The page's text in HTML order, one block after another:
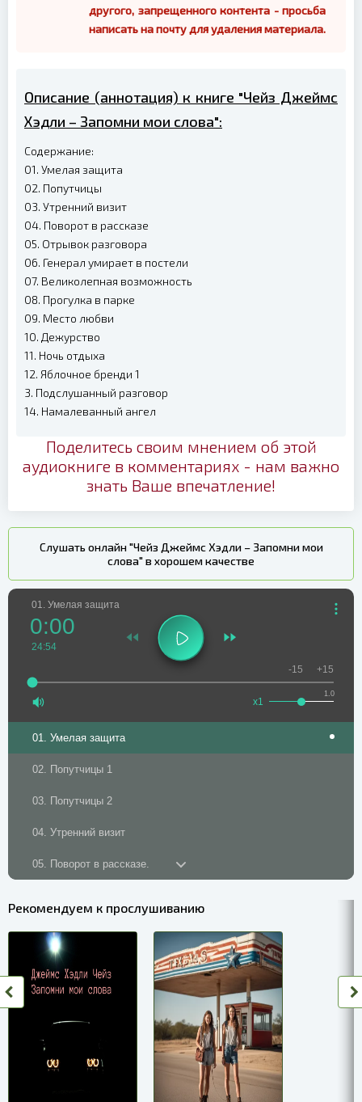
другого, запрещенного контента - просьба
написать на почту для удаления материала.
Описание (аннотация) к книге "Чейз Джеймс
Хэдли – Запомни мои слова":
Содержание:
01. Умелая защита
02. Попутчицы
03. Утренний визит
04. Поворот в рассказе
05. Отрывок разговора
06. Генерал умирает в постели
07. Великолепная возможность
08. Прогулка в парке
09. Место любви
10. Дежурство
11. Ночь отдыха
12. Яблочное бренди 1
3. Подслушанный разговор
14. Намалеванный ангел
Поделитесь своим мнением об этой
аудиокниге в комментариях - нам важно
знать Ваше впечатление!
Слушать онлайн "Чейз Джеймс Хэдли – Запомни мои
слова" в хорошем качестве
01. Умелая защита
0:00
24:54
1.0
x1
-15 +15
01. Умелая защита
02. Попутчицы 1
03. Попутчицы 2
04. Утренний визит
05. Поворот в рассказе.
08. Великолепная возможность
09. Прогулка в парке
10. Место любви 1
11. Место любви 2
Рекомендуем к прослушиванию